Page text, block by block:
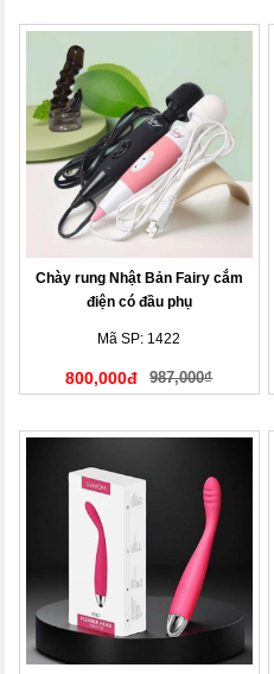
Chày rung Nhật Bản Fairy cắm
điện có đầu phụ
Mã SP: 1422
800,000đ 987,000₫